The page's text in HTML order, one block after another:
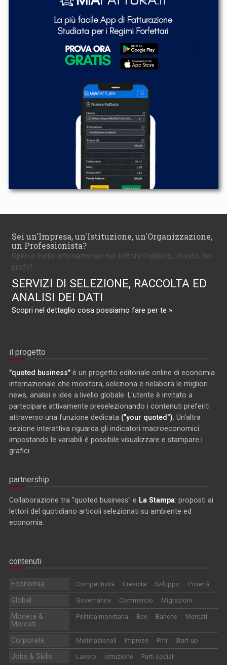
Sei un'Impresa, un'Istituzione, un'Organizzazione,
un Professionista?
Operi a livello internazionale nel settore Pubblico, Privato, No-
profit?
SERVIZI DI SELEZIONE, RACCOLTA ED
ANALISI DEI DATI
Scopri nel dettaglio cosa possiamo fare per te »
il progetto
"quoted business" è un progetto editoriale online di economia
internazionale che monitora, seleziona e rielabora le migliori
news, analisi e idee a livello globale. L'utente è invitato a
partecipare attivamente preselezionando i contenuti preferiti
attraverso una funzione dedicata ("your quoted"). Un'altra
sezione interattiva riguarda gli indicatori macroeconomici:
impostando le variabili è possibile visualizzare e stampare i
grafici.
partnership
Collaborazione tra "quoted business" e La Stampa: proposti ai
lettori del quotidiano articoli selezionati su ambiente ed
economia.
contenuti
Economia Competitività Crescita Sviluppo Povertà
Global Governance Commercio Migrazioni
Moneta &
Mercati
Politica monetaria Bce Banche Mercati
Corporate Multinazionali Imprese Pmi Start-up
Jobs & Skills Lavoro Istruzione
Parti sociali